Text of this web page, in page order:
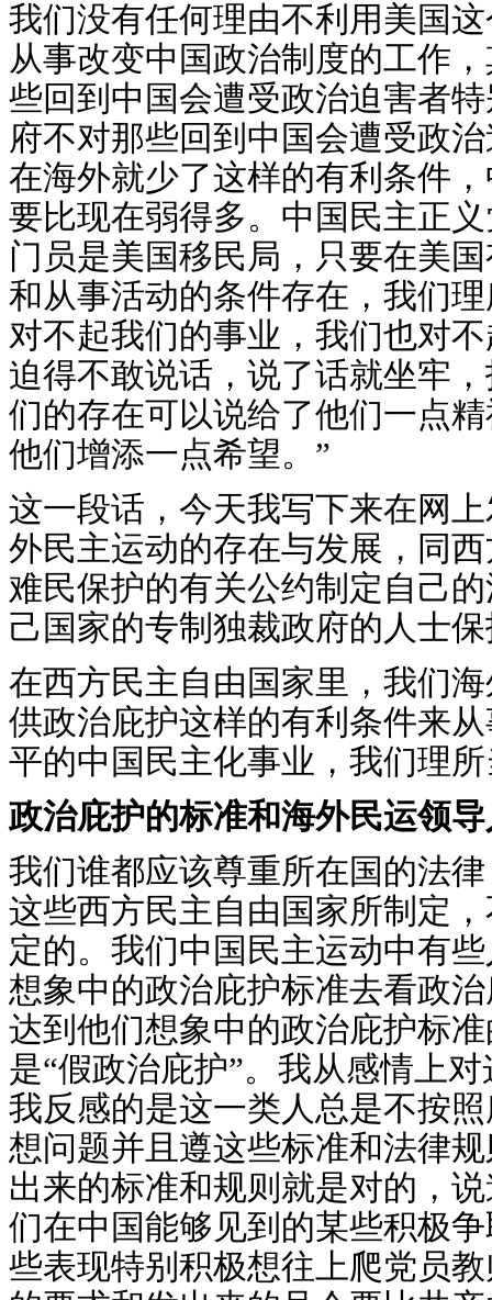
我们没有任何理由不利用美国
从事改变中国政治制度的工作
些回到中国会遭受政治迫害者
府不对那些回到中国会遭受政
在海外就少了这样的有利条件
要比现在弱得多。中国民主正
门员是美国移民局，只要在美
和从事活动的条件存在，我们
对不起我们的事业，我们也对
迫得不敢说话，说了话就坐牢
们的存在可以说给了他们一点
他们增添一点希望。”
这一段话，今天我写下来在网
外民主运动的存在与发展，同
难民保护的有关公约制定自己
己国家的专制独裁政府的人士
在西方民主自由国家里，我们
供政治庇护这样的有利条件来
平的中国民主化事业，我们理
政治庇护的标准和海外民运领
我们谁都应该尊重所在国的法
这些西方民主自由国家所制定
定的。我们中国民主运动中有
想象中的政治庇护标准去看政
达到他们想象中的政治庇护标
是“假政治庇护”。我从感情上
我反感的是这一类人总是不按
想问题并且遵这些标准和法律
出来的标准和规则就是对的，
们在中国能够见到的某些积极
些表现特别积极想往上爬党员